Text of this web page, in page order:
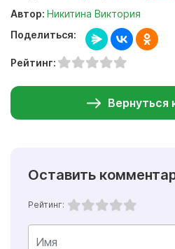
Автор: Никитина Виктория
Поделиться:
Рейтинг:
Вернуться
Оставить
Рейтинг: